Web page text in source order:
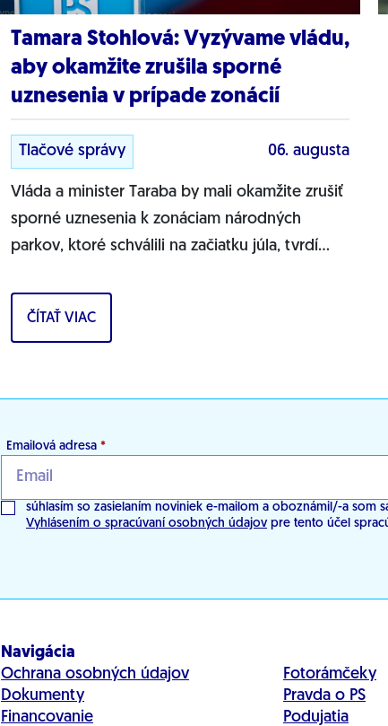
Tamara Stohlová: Vyzývame vládu,
aby okamžite zrušila sporné
uznesenia v prípade zonácií
Tlačové správy 06. augusta
Vláda a minister Taraba by mali okamžite zrušiť
sporné uznesenia k zonáciam národných
parkov, ktoré schválili na začiatku júla, tvrdí
Tamara...
ČÍTAŤ VIAC
Emailová adresa *
súhlasím so zasielaním noviniek e-mailom a oboznámil/-a som
Vyhlásením o spracúvaní osobných údajov pre tento účel
Navigácia
Ochrana osobných údajov
Dokumenty
Financovanie
Fotorámčeky
Pravda o PS
Podujatia